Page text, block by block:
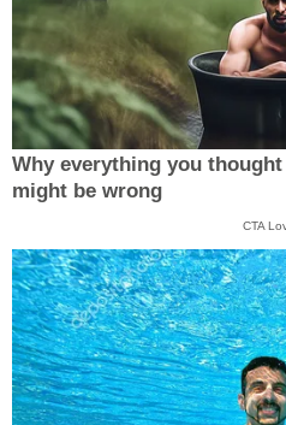
Why everything you
might be wrong
CTA